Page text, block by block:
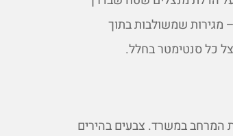
שמשולבות בתוך
כל סנטימטר בחלל.
המרחב במשרד. צבעים בהירים